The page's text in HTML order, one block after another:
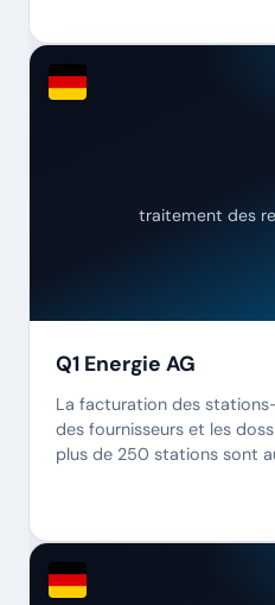
traitement des
Q1 Energie AG
La facturation des
des fournisseurs et les
plus de 250 stations sont